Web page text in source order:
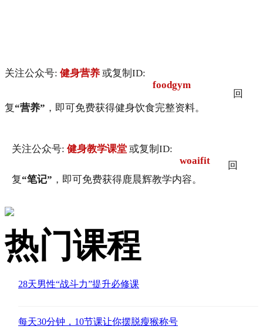
关注公众号: 健身营养 或复制ID:
foodgym
回
复“营养” ，即可免费获得健身饮食完整资料。
关注公众号: 健身教学课堂 或复制ID:
woaifit
回
复“笔记” ，即可免费获得鹿晨辉教学内容。
热门课程
28天男性“战斗力”提升必修课
每天30分钟，10节课让你摆脱瘦猴称号